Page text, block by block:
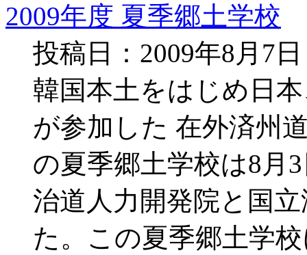
2009年度 夏季郷土学校
投稿日：2009年8月7
韓国本土をはじめ日
が参加した 在外済州
の夏季郷土学校は8月
治道人力開発院と国
た。この夏季郷土学